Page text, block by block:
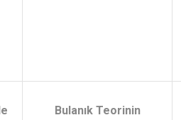
Bulanık Teorinin